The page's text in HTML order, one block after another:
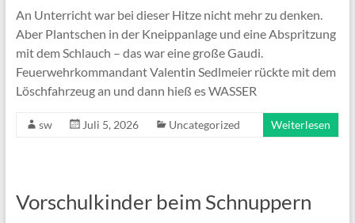
An Unterricht war bei dieser Hitze nicht mehr zu denken.
Aber Plantschen in der Kneippanlage und eine Abspritzung
mit dem Schlauch – das war eine große Gaudi.
Feuerwehrkommandant Valentin Sedlmeier rückte mit dem
Löschfahrzeug an und dann hieß es WASSER
sw Juli 5, 2026 Uncategorized Weiterlesen
Vorschulkinder beim Schnuppern